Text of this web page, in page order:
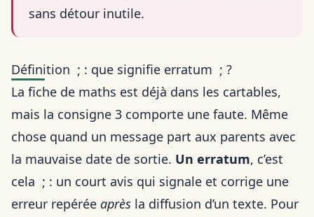
sans détour inutile.
Définition ; : que signifie erratum ; ?
La fiche de maths est déjà dans les cartables,
mais la consigne 3 comporte une faute. Même
chose quand un message part aux parents avec
la mauvaise date de sortie. Un erratum, c’est
cela ; : un court avis qui signale et corrige une
erreur repérée après la diffusion d’un texte. Pour